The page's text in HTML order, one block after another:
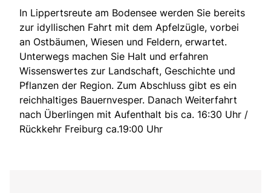
In Lippertsreute am Bodensee werden Sie bereits
zur idyllischen Fahrt mit dem Apfelzügle, vorbei
an Ostbäumen, Wiesen und Feldern, erwartet.
Unterwegs machen Sie Halt und erfahren
Wissenswertes zur Landschaft, Geschichte und
Pflanzen der Region. Zum Abschluss gibt es ein
reichhaltiges Bauernvesper. Danach Weiterfahrt
nach Überlingen mit Aufenthalt bis ca. 16:30 Uhr /
Rückkehr Freiburg ca.19:00 Uhr